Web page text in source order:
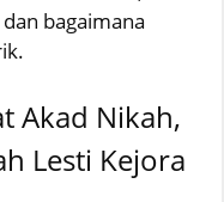
bagaimana
Akad Nikah,
Lesti Kejora